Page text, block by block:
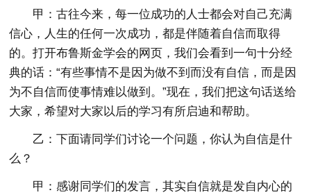
甲：古往今来，每一位成功的人士都会对自己充满
信心，人生的任何一次成功，都是伴随着自信而取得
的。打开布鲁斯金学会的网页，我们会看到一句十分经
典的话：“有些事情不是因为做不到而没有自信，而是因
为不自信而使事情难以做到。”现在，我们把这句话送给
大家，希望对大家以后的学习有所启迪和帮助。
乙：下面请同学们讨论一个问题，你认为自信是什
么？
甲：感谢同学们的发言，其实自信就是发自内心的